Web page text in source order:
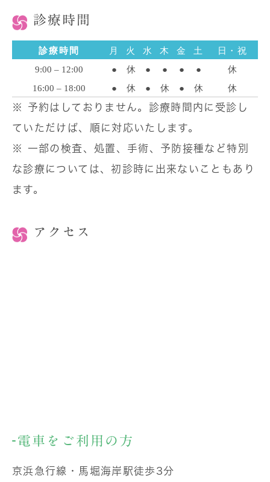
診療時間
診療時間 月 火 水 木 金 土
日・祝
9:00 – 12:00
● 休 ● ● ● ●
休
16:00 – 18:00
● 休 ● 休 ● 休
休
※ 予約はしておりません。診療時間内に受診し
ていただけば、順に対応いたします。
※ 一部の検査、処置、手術、予防接種など特別
な診療については、初診時に出来ないこともあり
ます。
アクセス
電車をご利用の方
京浜急行線・馬堀海岸駅徒歩3分